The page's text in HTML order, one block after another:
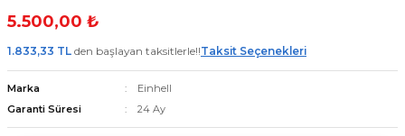
5.500,00 ₺
1.833,33 TL den başlayan taksitlerle!!Taksit Seçenekleri
Marka
Einhell
Garanti Süresi
24 Ay